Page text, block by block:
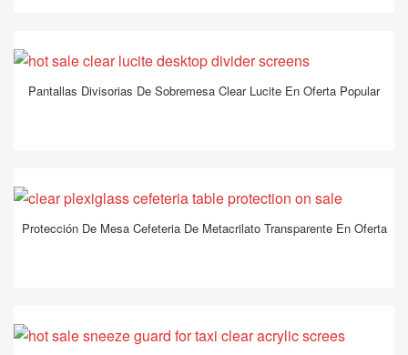
Pantallas Divisorias De Sobremesa Clear Lucite En Oferta Popular
Protección De Mesa Cefeteria De Metacrilato Transparente En Oferta